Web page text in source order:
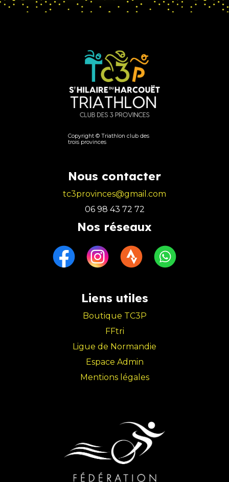
Copyright © Triathlon club des
trois provinces
Nous contacter
tc3provinces@gmail.com
06 98 43 72 72
Nos réseaux
Liens utiles
Boutique TC3P
FFtri
Ligue de Normandie
Espace Admin
Mentions légales